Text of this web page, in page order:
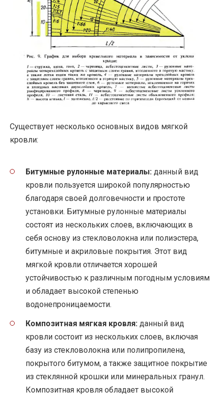
Существует несколько основных видов мягкой
кровли:
Битумные рулонные материалы: данный вид
кровли пользуется широкой популярностью
благодаря своей долговечности и простоте
установки. Битумные рулонные материалы
состоят из нескольких слоев, включающих в
себя основу из стекловолокна или полиэстера,
битумные и акриловые покрытия. Этот вид
мягкой кровли отличается хорошей
устойчивостью к различным погодным условиям
и обладает высокой степенью
водонепроницаемости.
Композитная мягкая кровля: данный вид
кровли состоит из нескольких слоев, включая
базу из стекловолокна или полипропилена,
покрытого битумом, а также защитное покрытие
из стеклянной крошки или минеральных гранул.
Композитная кровля обладает высокой